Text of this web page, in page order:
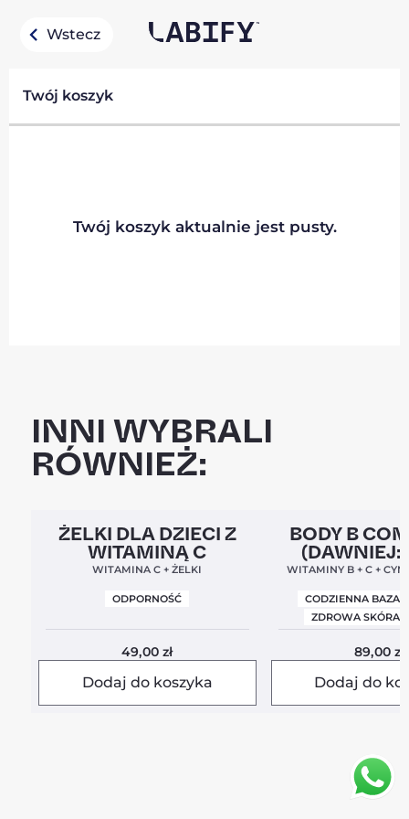
Wstecz
Twój koszyk
Twój koszyk aktualnie jest pusty.
INNI WYBRALI
RÓWNIEŻ:
Clean Label 5,0
ŻELKI DLA DZIECI Z
WITAMINĄ C
WITAMINA C + ŻELKI
ODPORNOŚĆ
49,00zł
Dodaj do koszyka
Clean Label Nowa
BODY B
(DAWNIEJ:
WITAMINY B + C +
CODZIENNA BAZA
ZDROWA SKÓRA I
89,00zł
Dodaj do